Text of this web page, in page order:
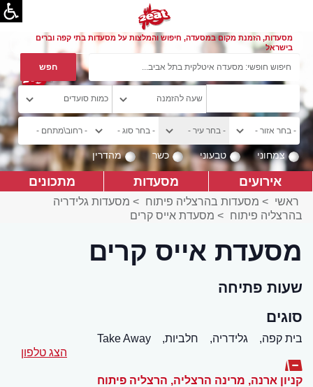
מסעדות, הזמנת מקום במסעדה, חיפוש והמלצות על מסעדות בתי קפה וברים
בישראל
צמחוני טבעוני כשר מהדרין
אירועים מסעדות מתכונים
ראשי > מסעדות בהרצליה פיתוח > מסעדות גלידריה
בהרצליה פיתוח > מסעדת אייס קרים
מסעדת אייס קרים
שעות פתיחה
סוגים
בית קפה, גלידריה, חלביות,
Take Away
הצג טלפון
קניון ארנה, מרינה הרצליה, הרצליה פיתוח